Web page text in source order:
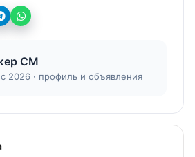
СМ
2026 · профиль и объявления